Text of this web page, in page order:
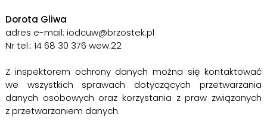
Dorota Gliwa
adres e-mail: iodcuw@brzostek.pl
Nr tel.: 14 68 30 376 wew.22
Z inspektorem ochrony danych można się kontaktować
we wszystkich sprawach dotyczących przetwarzania
danych osobowych oraz korzystania z praw związanych
z przetwarzaniem danych.